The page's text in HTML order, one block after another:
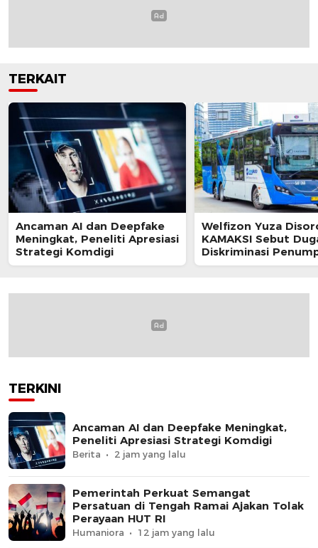
TERKAIT
Ancaman AI dan Deepfake
Meningkat, Peneliti Apresiasi
Strategi Komdigi
Welfizon Yuza
KAMAKSI Sebut
Diskriminasi
TransJakarta
TERKINI
Ancaman AI dan Deepfake Meningkat,
Peneliti Apresiasi Strategi Komdigi
Berita 2 jam yang lalu
Pemerintah Perkuat Semangat
Persatuan di Tengah Ramai Ajakan Tolak
Perayaan HUT RI
Humaniora 12 jam yang lalu